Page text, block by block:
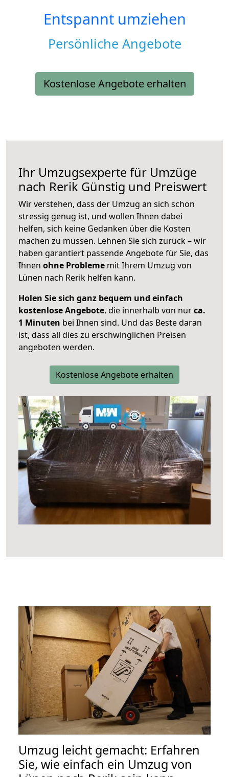
Entspannt umziehen
Persönliche Angebote
Kostenlose Angebote erhalten
Ihr Umzugsexperte für Umzüge
nach Rerik Günstig und Preiswert
Wir verstehen, dass der Umzug an sich schon
stressig genug ist, und wollen Ihnen dabei
helfen, sich keine Gedanken über die Kosten
machen zu müssen. Lehnen Sie sich zurück – wir
haben garantiert passende Angebote für Sie, das
Ihnen ohne Probleme mit Ihrem Umzug von
Lünen nach Rerik helfen kann.
Holen Sie sich ganz bequem und einfach
kostenlose Angebote, die innerhalb von nurca.
1 Minuten bei Ihnen sind. Und das Beste daran
ist, dass all dies zu erschwinglichen Preisen
angeboten werden.
Kostenlose Angebote erhalten
Umzug leicht gemacht: Erfahren
Sie, wie einfach ein Umzug von